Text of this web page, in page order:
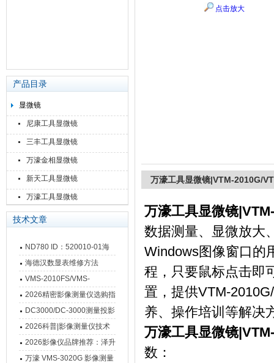
产品目录
显微镜
尼康工具显微镜
三丰工具显微镜
万濠金相显微镜
新天工具显微镜
万濠工具显微镜
技术文章
ND780 ID：520010-01海
德汉数显表故障维修内容
海德汉数显表维修方法
VMS-2010FS/VMS-
3020FS/VMS-4030FS手动
影像测量仪技术参数
2026精密影像测量仪选购指
南 靠谱品牌一站式选型推荐
DC3000/DC-3000测量投影
仪万濠数据处理器数显表故
障维修方法
2026科普|影像测量仪技术
原理、分类及选型应用
2026影像仪品牌推荐：泽升
影像测量仪选型指南
万濠 VMS-3020G 影像测量
点击放大
万濠工具显微镜|VTM-2010G/
万濠工具显微镜
数据测量、显微放大
Windows图像窗口的
程，只要鼠标点击即
置，提供VTM-
养、操作培训等解决
万濠工具显微镜
数：